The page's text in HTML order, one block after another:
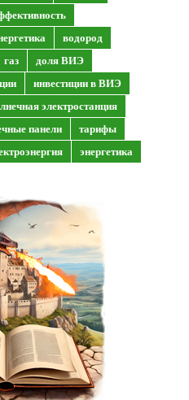
водород
газ
доля ВИЭ
инвестиции в ВИЭ
электростанция
панели
тарифы
энергетика